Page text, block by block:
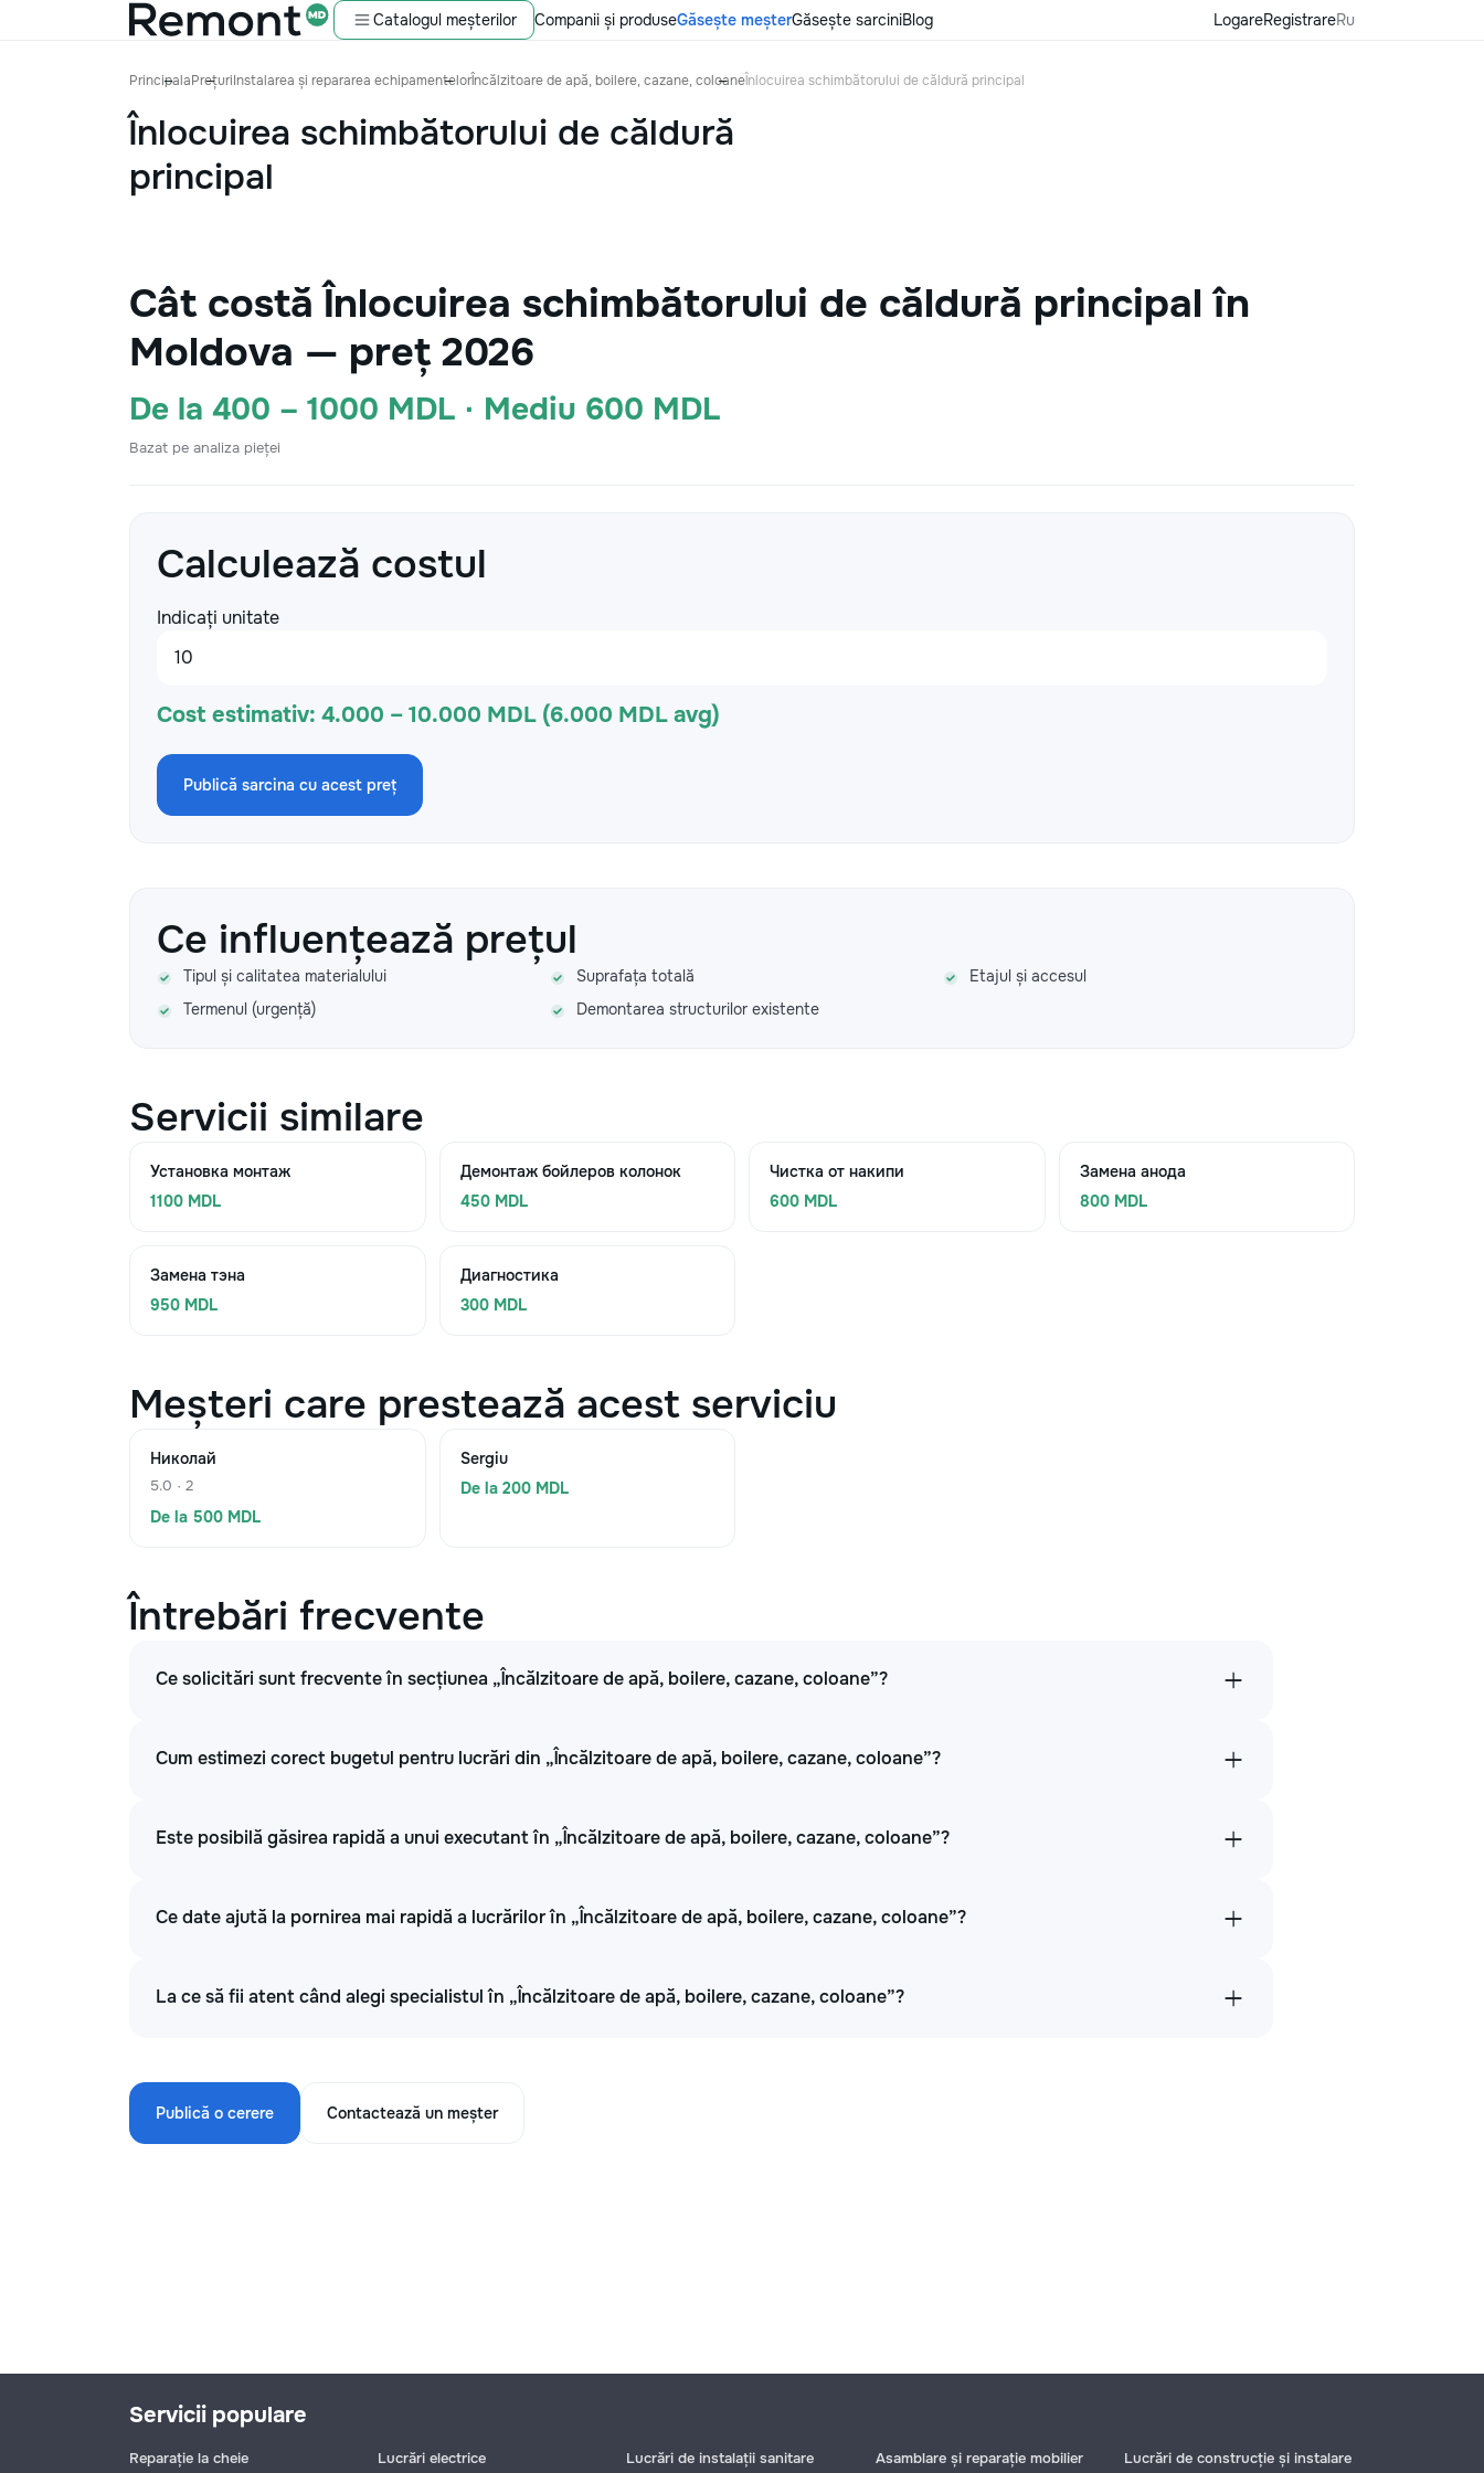
Catalogul meșterilor Companii și produseGăsește meșterGăsește sarciniBlog LogareRegistrareRu
PrincipalaPrețuriInstalarea și repararea echipamentelorÎncălzitoare de apă, boilere, cazane, coloaneÎnlocuirea schimbătorului de căldură principal
Înlocuirea schimbătorului de căldură
principal
Cât costă Înlocuirea schimbătorului de căldură principal în
Moldova — preț 2026
De la 400 – 1000 MDL · Mediu 600 MDL
Bazat pe analiza pieței
Calculează costul
Indicați unitate
Cost estimativ: 4.000 – 10.000 MDL (6.000 MDL avg)
Publică sarcina cu acest preț
Ce influențează prețul
Tipul și calitatea materialului Suprafața totală
Etajul și accesul
Termenul (urgență)
Demontarea structurilor existente
Servicii similare
Установка монтаж
1100 MDL
Демонтаж бойлеров колонок
450 MDL
Чистка от накипи
600 MDL
Замена анода
800 MDL
Замена тэна
950 MDL
Диагностика
300 MDL
Meșteri care prestează acest serviciu
Николай
5.0 · 2
De la 500 MDL
Sergiu
De la 200 MDL
Întrebări frecvente
Ce solicitări sunt frecvente în secțiunea „Încălzitoare de apă, boilere, cazane, coloane”?
Cum estimezi corect bugetul pentru lucrări din „Încălzitoare de apă, boilere, cazane, coloane”?
Este posibilă găsirea rapidă a unui executant în „Încălzitoare de apă, boilere, cazane, coloane”?
Ce date ajută la pornirea mai rapidă a lucrărilor în „Încălzitoare de apă, boilere, cazane, coloane”?
La ce să fii atent când alegi specialistul în „Încălzitoare de apă, boilere, cazane, coloane”?
Publică o cerere Contactează un meșter
Servicii populare
Reparație la cheie Lucrări electrice Lucrări de instalații sanitare Asamblare și reparație mobilier Lucrări de construcție și instalare